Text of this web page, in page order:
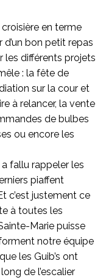
croisière en terme
d’un bon petit repas
les différents projets
: la fête de
sur la cour et
à relancer, la vente
de bulbes
ou encore les
fallu rappeler les
piaffent
c’est justement ce
à toutes les
Marie puisse
notre équipe
les Guib’s ont
de l’escalier